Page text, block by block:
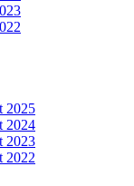
2025
2024
2023
2022